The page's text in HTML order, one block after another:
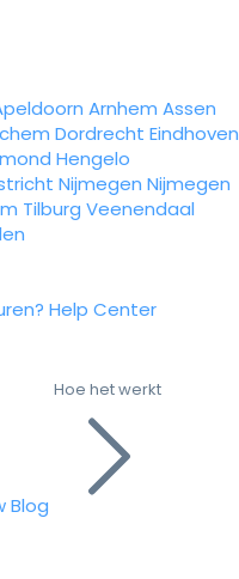
Arnhem Assen
Dordrecht Eindhoven
Hengelo
Nijmegen Nijmegen
Tilburg Veenendaal
Help Center
Blog
Hoe het werkt